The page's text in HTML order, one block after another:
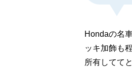
Hondaの名
ッキ加飾も
所有してて